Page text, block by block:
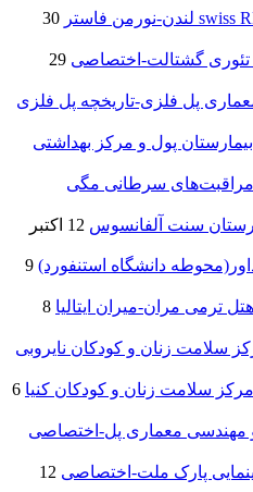
30
تئوری گشتالت-اختصاصی 29
پل فلزی-تاریخچه پل فلزی
پول و مرکز بهداشتی
مراقبت‌های سرطانی مگی
سنت آلفانسوس
12 اکتبر
دانشگاه استنفورد) 9
ترمی مران-میران ایتالیا 8
سلامت زنان و کودکان نایروبی
سلامت زنان و کودکان کنیا 6
مهندسی معماری پل-اختصاصی
پارک ملت-اختصاصی 12